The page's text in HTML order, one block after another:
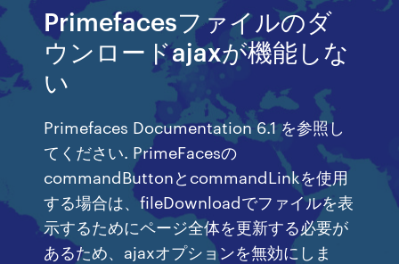
Primefacesファイルのダ
ウンロードajaxが機能しな
い
Primefaces Documentation 6.1 を参照し
てください. PrimeFacesの
commandButtonとcommandLinkを使用
する場合は、fileDownloadでファイルを表
示するためにページ全体を更新する必要が
あるため、ajaxオプションを無効にしま